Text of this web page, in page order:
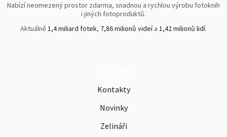
Nabízí neomezený prostor zdarma, snadnou a rychlou výrobu fotoknih
i jiných fotoproduktů.
Aktuálně1,4 miliard fotek, 7,86 milionů videía 1,42 milionů lidí.
Kontakty
Novinky
Zelináři